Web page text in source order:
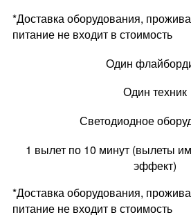
*Доставка оборудования,
питание не входит в стоимость
Один
Один техник
Светодиодное
1 вылет по 10 минут (вылеты
эффект)
*Доставка оборудования,
питание не входит в стоимость